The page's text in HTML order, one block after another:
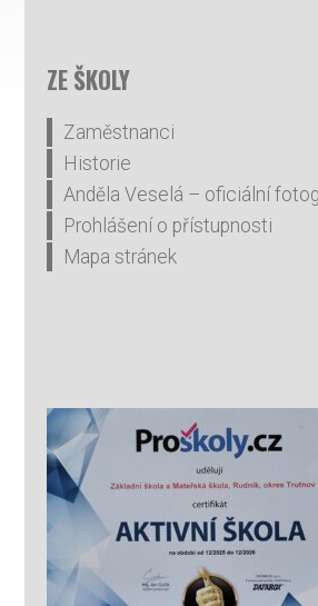
ZE ŠKOLY
Zaměstnanci
Historie
Anděla Veselá – oficiální
Prohlášení o přístupnosti
Mapa stránek